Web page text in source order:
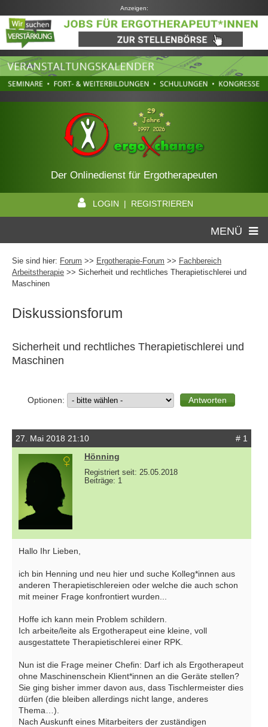
Anzeigen:
Der Onlinedienst für Ergotherapeuten
LOGIN | REGISTRIEREN
MENÜ
Sie sind hier: Forum >> Ergotherapie-Forum >> Fachbereich
Arbeitstherapie >> Sicherheit und rechtliches Therapietischlerei und
Maschinen
Diskussionsforum
Sicherheit und rechtliches Therapietischlerei und
Maschinen
Optionen:
27. Mai 2018 21:10
# 1
Hönning
Registriert seit: 25.05.2018
Beiträge: 1
Hallo Ihr Lieben,
ich bin Henning und neu hier und suche Kolleg*innen aus
anderen Therapietischlereien oder welche die auch schon
mit meiner Frage konfrontiert wurden...
Hoffe ich kann mein Problem schildern.
Ich arbeite/leite als Ergotherapeut eine kleine, voll
ausgestattete Therapietischlerei einer RPK.
Nun ist die Frage meiner Chefin: Darf ich als Ergotherapeut
ohne Maschinenschein Klient*innen an die Geräte stellen?
Sie ging bisher immer davon aus, dass Tischlermeister dies
dürfen (die bleiben allerdings nicht lange, anderes
Thema…).
Nach Auskunft eines Mitarbeiters der zuständigen